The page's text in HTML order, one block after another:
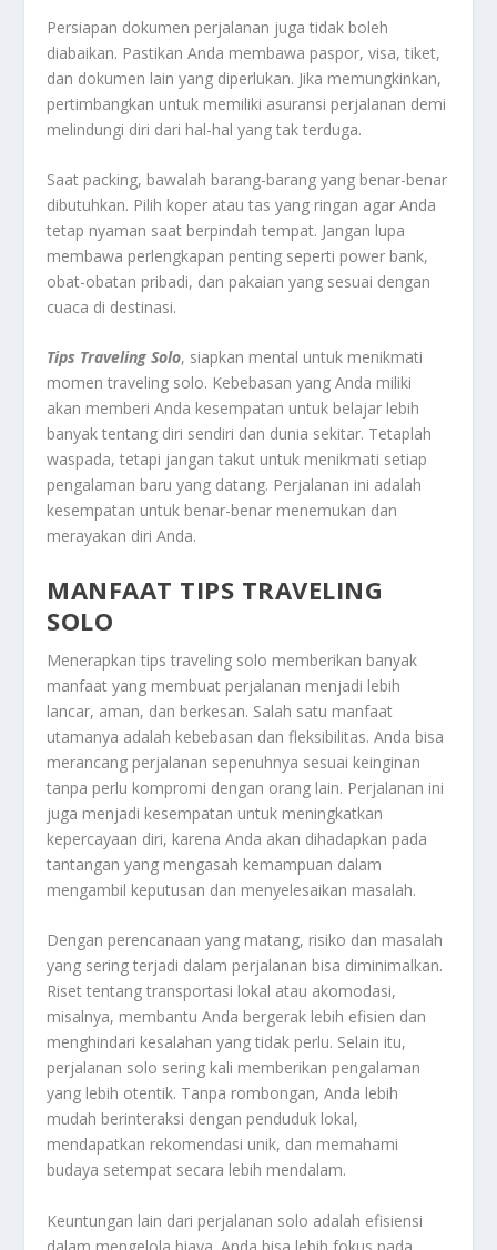
Persiapan dokumen perjalanan juga tidak boleh
diabaikan. Pastikan Anda membawa paspor, visa, tiket,
dan dokumen lain yang diperlukan. Jika memungkinkan,
pertimbangkan untuk memiliki asuransi perjalanan demi
melindungi diri dari hal-hal yang tak terduga.
Saat packing, bawalah barang-barang yang benar-benar
dibutuhkan. Pilih koper atau tas yang ringan agar Anda
tetap nyaman saat berpindah tempat. Jangan lupa
membawa perlengkapan penting seperti power bank,
obat-obatan pribadi, dan pakaian yang sesuai dengan
cuaca di destinasi.
Tips Traveling Solo, siapkan mental untuk menikmati
momen traveling solo. Kebebasan yang Anda miliki
akan memberi Anda kesempatan untuk belajar lebih
banyak tentang diri sendiri dan dunia sekitar. Tetaplah
waspada, tetapi jangan takut untuk menikmati setiap
pengalaman baru yang datang. Perjalanan ini adalah
kesempatan untuk benar-benar menemukan dan
merayakan diri Anda.
MANFAAT TIPS TRAVELING
SOLO
Menerapkan tips traveling solo memberikan banyak
manfaat yang membuat perjalanan menjadi lebih
lancar, aman, dan berkesan. Salah satu manfaat
utamanya adalah kebebasan dan fleksibilitas. Anda bisa
merancang perjalanan sepenuhnya sesuai keinginan
tanpa perlu kompromi dengan orang lain. Perjalanan ini
juga menjadi kesempatan untuk meningkatkan
kepercayaan diri, karena Anda akan dihadapkan pada
tantangan yang mengasah kemampuan dalam
mengambil keputusan dan menyelesaikan masalah.
Dengan perencanaan yang matang, risiko dan masalah
yang sering terjadi dalam perjalanan bisa diminimalkan.
Riset tentang transportasi lokal atau akomodasi,
misalnya, membantu Anda bergerak lebih efisien dan
menghindari kesalahan yang tidak perlu. Selain itu,
perjalanan solo sering kali memberikan pengalaman
yang lebih otentik. Tanpa rombongan, Anda lebih
mudah berinteraksi dengan penduduk lokal,
mendapatkan rekomendasi unik, dan memahami
budaya setempat secara lebih mendalam.
Keuntungan lain dari perjalanan solo adalah efisiensi
dalam mengelola biaya. Anda bisa lebih fokus pada